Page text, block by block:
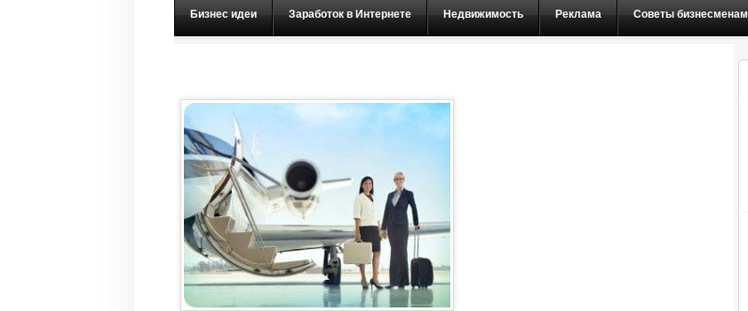
Бизнес идеи Заработок в Интернете Недвижимость Реклама Советы бизнесменам